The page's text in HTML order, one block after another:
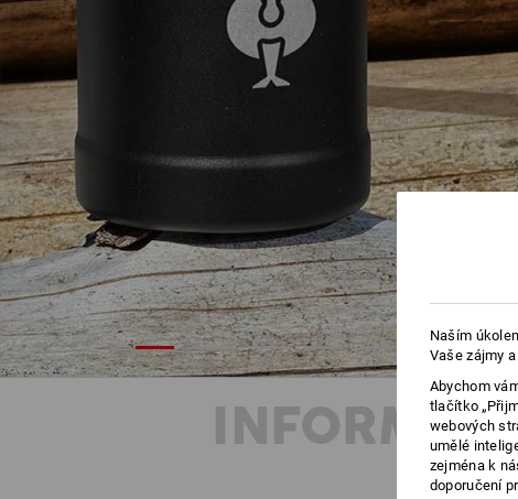
Naším
Vaše zájmy
Abychom
tlačítko
webových
umělé
zejména k
doporučení